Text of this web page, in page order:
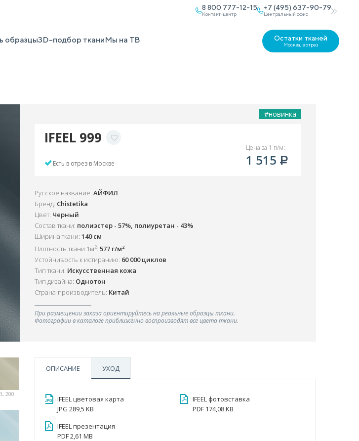
8 800 777-12-15
Контакт-центр
+7 (495) 637-90-79
Центральный офис
образцы3D-подбор тканиМы на ТВ Остатки тканей
Москва, в отрез
200
#новинка
IFEEL 999
Есть в отрез в Москве
Цена за 1 п/м:
1 515
Русское название: АЙФИЛ
Бренд: Chistetika
Цвет: Черный
Состав ткани: полиэстер - 57%, полиуретан - 43%
Ширина ткани: 140 см
Плотность ткани 1м2: 577 г/м2
Устойчивость к истиранию: 60 000 циклов
Тип ткани: Искусственная кожа
Тип дизайна: Однотон
Страна-производитель: Китай
При размещении заказа ориентируйтесь на реальные образцы ткани.
Фотографии в каталоге приближенно воспроизводят все цвета ткани.
ОПИСАНИЕ УХОД
IFEEL цветовая карта
JPG 289,5 KB
IFEEL фотовставка
PDF 174,08 KB
IFEEL презентация
PDF 2,61 MB